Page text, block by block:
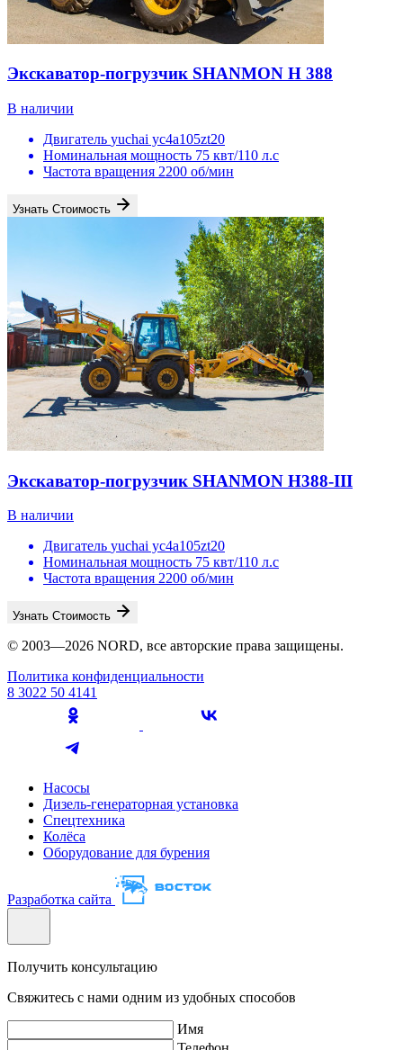
Экскаватор-погрузчик SHANMON H 388
В наличии
Двигатель yuchai yc4a105zt20
Номинальная мощность 75 квт/110 л.с
Частота вращения 2200 об/мин
Узнать Стоимость
Экскаватор-погрузчик SHANMON H388-III
В наличии
Двигатель yuchai yc4a105zt20
Номинальная мощность 75 квт/110 л.с
Частота вращения 2200 об/мин
Узнать Стоимость
© 2003—2026 NORD, все авторские права защищены.
Политика конфиденциальности
8 3022 50 4141
Насосы
Дизель-генераторная установка
Спецтехника
Колёса
Оборудование для бурения
Разработка сайта
Получить консультацию
Свяжитесь с нами одним из удобных способов
Имя